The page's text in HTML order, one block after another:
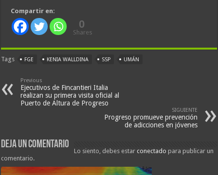
Compartir en:
0
Shares
Tags FGE KENIA WALLDINA SSP UMÁN
Previous
Ejecutivos de Fincantieri Italia
realizan su primera visita oficial al
Puerto de Altura de Progreso
SIGUIENTE
Progreso promueve prevención
de adicciones en jóvenes
Deja un comentario
Lo siento, debes estarconectado para publicar un
comentario.